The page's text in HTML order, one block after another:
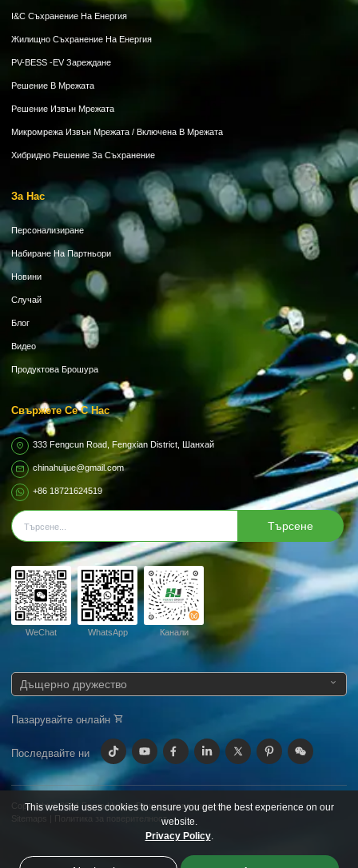
I&C Съхранение На Енергия
Жилищно Съхранение На Енергия
PV-BESS -EV Зареждане
Решение В Мрежата
Решение Извън Мрежата
Микромрежа Извън Мрежата / Включена В Мрежата
Хибридно Решение За Съхранение
За Нас
Персонализиране
Набиране На Партньори
Новини
Случай
Блог
Видео
Продуктова Брошура
Свържете Се С Нас
333 Fengcun Road, Fengxian District, Шанхай
chinahuijue@gmail.com
+86 18721624519
Търсене
WeChat WhatsApp Канали
Дъщерно дружество
Пазарувайте онлайн
Последвайте ни
Copyright © 2024 Група Huijue.Всички права запазени.
Sitemaps
Политика за поверителност
This website uses cookies to ensure you get the best experience on our
website.
Privacy Policy.